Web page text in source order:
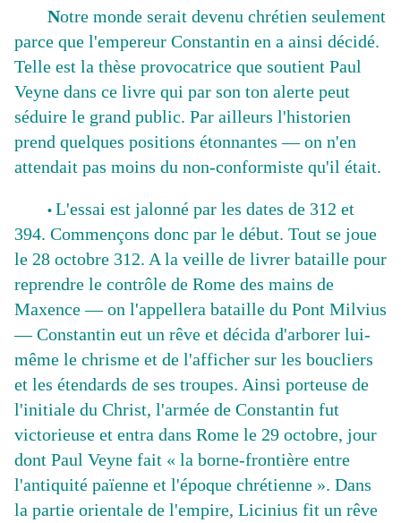
Notre monde serait devenu chrétien seulement
parce que l'empereur Constantin en a ainsi décidé.
Telle est la thèse provocatrice que soutient Paul
Veyne dans ce livre qui par son ton alerte peut
séduire le grand public. Par ailleurs l'historien
prend quelques positions étonnantes — on n'en
attendait pas moins du non-conformiste qu'il était.
• L'essai est jalonné par les dates de 312 et
394. Commençons donc par le début. Tout se joue
le 28 octobre 312. A la veille de livrer bataille pour
reprendre le contrôle de Rome des mains de
Maxence — on l'appellera bataille du Pont Milvius
— Constantin eut un rêve et décida d'arborer lui-
même le chrisme et de l'afficher sur les boucliers
et les étendards de ses troupes. Ainsi porteuse de
l'initiale du Christ, l'armée de Constantin fut
victorieuse et entra dans Rome le 29 octobre, jour
dont Paul Veyne fait « la borne-frontière entre
l'antiquité païenne et l'époque chrétienne ». Dans
la partie orientale de l'empire, Licinius fit un rêve